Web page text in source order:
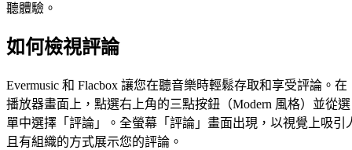
聽體驗。
如何檢視評論
Evermusic 和 Flacbox 讓您在聽音樂時輕鬆存取和享受評論。在
播放器畫面上，點選右上角的三點按鈕（Modern 風格）並從選
單中選擇「評論」。全螢幕「評論」畫面出現，以視覺上吸引
且有組織的方式展示您的評論。